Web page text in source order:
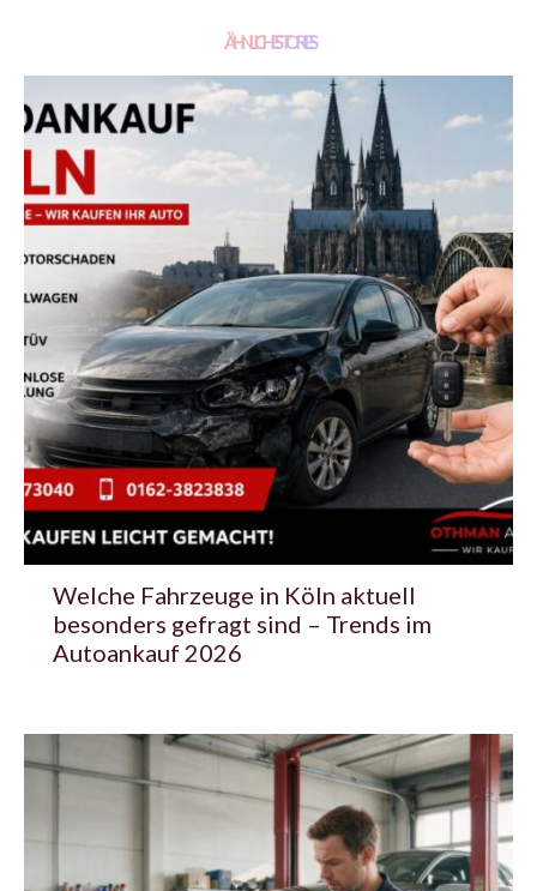
ÄHNLICHE STORIES
Welche Fahrzeuge in Köln aktuell
besonders gefragt sind – Trends im
Autoankauf 2026